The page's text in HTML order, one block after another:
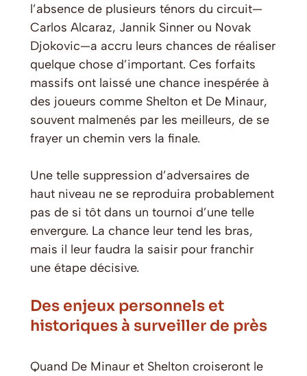
l’absence de plusieurs ténors du circuit—
Carlos Alcaraz, Jannik Sinner ou Novak
Djokovic—a accru leurs chances de réaliser
quelque chose d’important. Ces forfaits
massifs ont laissé une chance inespérée à
des joueurs comme Shelton et De Minaur,
souvent malmenés par les meilleurs, de se
frayer un chemin vers la finale.
Une telle suppression d’adversaires de
haut niveau ne se reproduira probablement
pas de si tôt dans un tournoi d’une telle
envergure. La chance leur tend les bras,
mais il leur faudra la saisir pour franchir
une étape décisive.
Des enjeux personnels et
historiques à surveiller de près
Quand De Minaur et Shelton croiseront le